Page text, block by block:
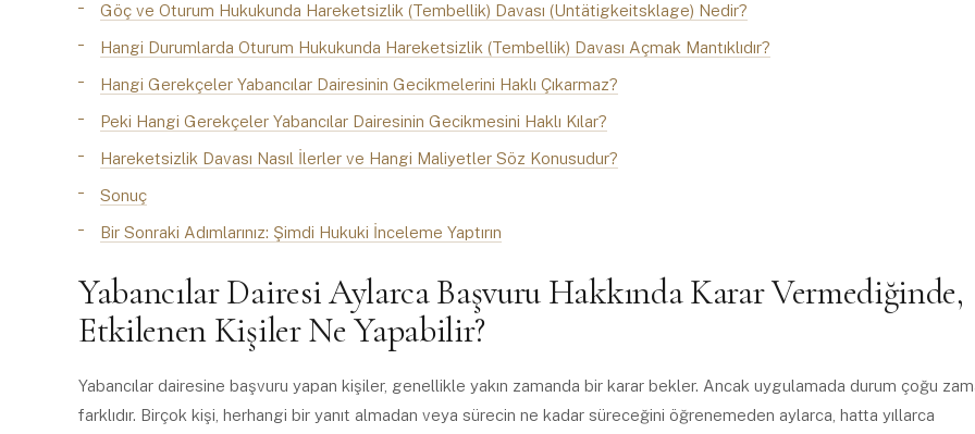
Göç ve Oturum Hukukunda Hareketsizlik (Tembellik) Davası (Untätigkeitsklage) Nedir?
Hangi Durumlarda Oturum Hukukunda Hareketsizlik (Tembellik) Davası Açmak Mantıklıdır?
Hangi Gerekçeler Yabancılar Dairesinin Gecikmelerini Haklı Çıkarmaz?
Peki Hangi Gerekçeler Yabancılar Dairesinin Gecikmesini Haklı Kılar?
Hareketsizlik Davası Nasıl İlerler ve Hangi Maliyetler Söz Konusudur?
Sonuç
Bir Sonraki Adımlarınız: Şimdi Hukuki İnceleme Yaptırın
Yabancılar Dairesi Aylarca Başvuru Hakkında Karar Vermediğinde,
Etkilenen Kişiler Ne Yapabilir?
Yabancılar dairesine başvuru yapan kişiler, genellikle yakın zamanda bir karar bekler. Ancak uygulamada durum çoğu
farklıdır. Birçok kişi, herhangi bir yanıt almadan veya sürecin ne kadar süreceğini öğrenemeden aylarca, hatta yıllarca